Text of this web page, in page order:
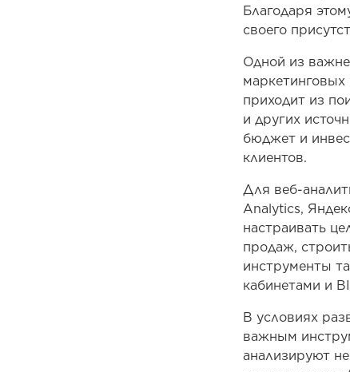
Благодаря
своего
Одной из
приходит из
и других
бюджет и
клиентов.
Для веб-
Analytics,
настраивать
продаж,
инструменты
кабинетами и
В условиях
важным
анализируют